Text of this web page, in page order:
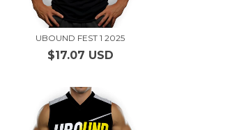
UBOUND FEST 1 2025
$17.07 USD